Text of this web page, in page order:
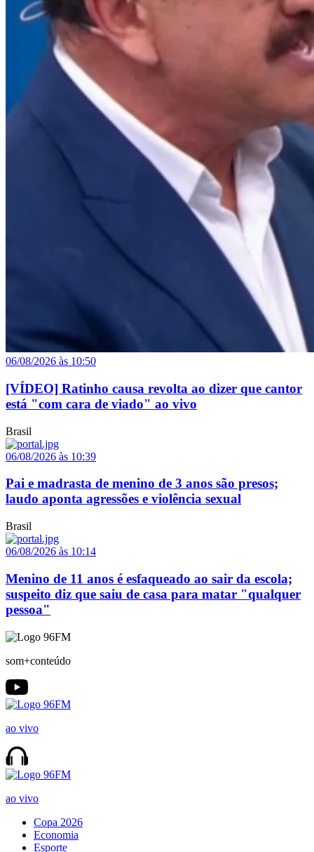
06/08/2026 às 10:50
[VÍDEO] Ratinho causa revolta ao dizer que cantor
está "com cara de viado" ao vivo
Brasil
06/08/2026 às 10:39
Pai e madrasta de menino de 3 anos são presos;
laudo aponta agressões e violência sexual
Brasil
06/08/2026 às 10:14
Menino de 11 anos é esfaqueado ao sair da escola;
suspeito diz que saiu de casa para matar "qualquer
pessoa"
som+conteúdo
ao vivo
ao vivo
Copa 2026
Economia
Esporte